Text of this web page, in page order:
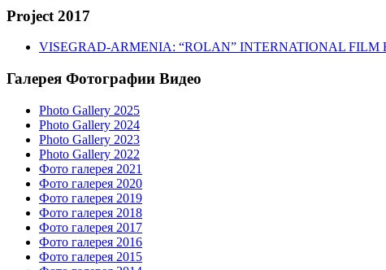
Project 2017
VISEGRAD-ARMENIA: “ROLAN” INTERNATIONAL FILM
Галерея Фотографии Видео
Photo Gallery 2025
Photo Gallery 2024
Photo Gallery 2023
Photo Gallery 2022
Фото галерея 2021
Фото галерея 2020
Фото галерея 2019
Фото галерея 2018
Фото галерея 2017
Фото галерея 2016
Фото галерея 2015